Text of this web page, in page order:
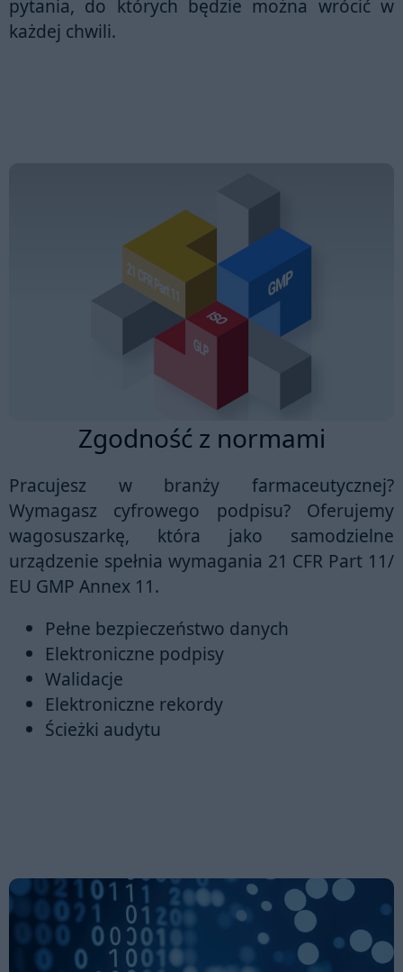
pytania, do których będzie można wrócić w
każdej chwili.
Zgodność z normami
Pracujesz w branży farmaceutycznej?
Wymagasz cyfrowego podpisu? Oferujemy
wagosuszarkę, która jako samodzielne
urządzenie spełnia wymagania 21 CFR Part 11/
EU GMP Annex 11.
Pełne bezpieczeństwo danych
Elektroniczne podpisy
Walidacje
Elektroniczne rekordy
Ścieżki audytu